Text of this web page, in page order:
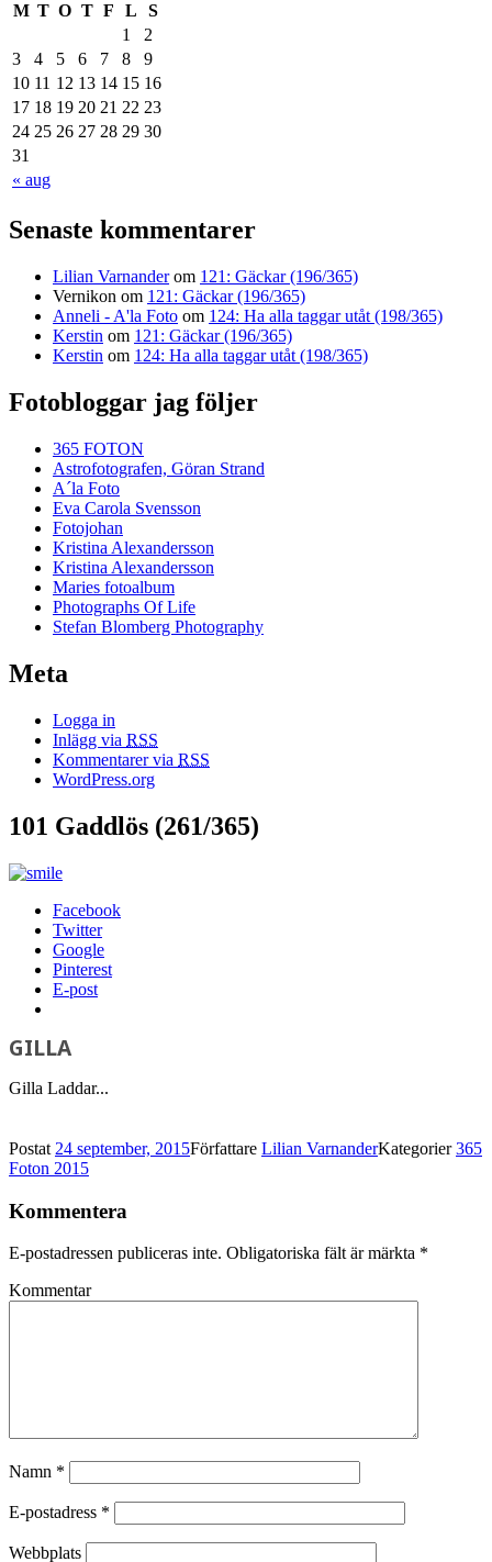
M T O T F L S
« aug
1
2
3
4 5 6 7 8
9
10 11 12 13 14 15 16
17 18 19 20 21 22 23
24 25 26 27 28 29 30
31
Senaste kommentarer
Lilian Varnanderom 121: Gäckar (196/365)
Vernikon om 121: Gäckar (196/365)
Anneli - A'la Foto om 124: Ha alla taggar utåt (198/365)
Kerstin om 121: Gäckar (196/365)
Kerstin om 124: Ha alla taggar utåt (198/365)
Fotobloggar jag följer
365 FOTON
Astrofotografen, Göran Strand
A´la Foto
Eva Carola Svensson
Fotojohan
Kristina Alexandersson
Kristina Alexandersson
Maries fotoalbum
Photographs Of Life
Stefan Blomberg Photography
Meta
Logga in
Inlägg via RSS
Kommentarer via RSS
WordPress.org
101 Gaddlös (261/365)
Facebook
Twitter
Google
Pinterest
E-post
GILLA
Gilla Laddar...
Postat 24 september, 2015Författare Lilian VarnanderKategorier365
Foton 2015
Kommentera
E-postadressen publiceras inte. Obligatoriska fält är märkta *
Kommentar
Namn *
E-postadress *
Webbplats